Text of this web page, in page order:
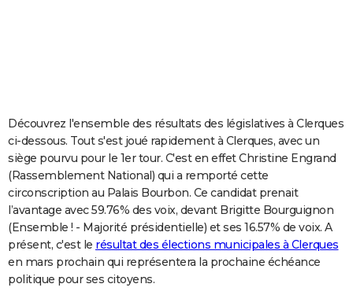
Carte de Noël
Carte Bonne année
Carte Saint-Valentin
Carte Pâques
Carte d'anniversaire
DICTIONNAIRE
Dictionnaire
Biographies
Citations
Expressions
Proverbes
PROGRAMME TV
COPAINS D'AVANT
S'inscrire
Se connecter
Lycées
Collèges
Primaires
Universités
Entreprises
Service militaire
Avis de recherche
AVIS DE DÉCÈS
FORUM
Découvrez l'ensemble des résultats des législatives à Clerques
ci-dessous. Tout s'est joué rapidement à Clerques, avec un
siège pourvu pour le 1er tour. C'est en effet Christine Engrand
(Rassemblement National) qui a remporté cette
circonscription au Palais Bourbon. Ce candidat prenait
l’avantage avec 59.76% des voix, devant Brigitte Bourguignon
(Ensemble ! - Majorité présidentielle) et ses 16.57% de voix. A
présent, c'est le résultat des élections municipales à Clerques
en mars prochain qui représentera la prochaine échéance
politique pour ses citoyens.